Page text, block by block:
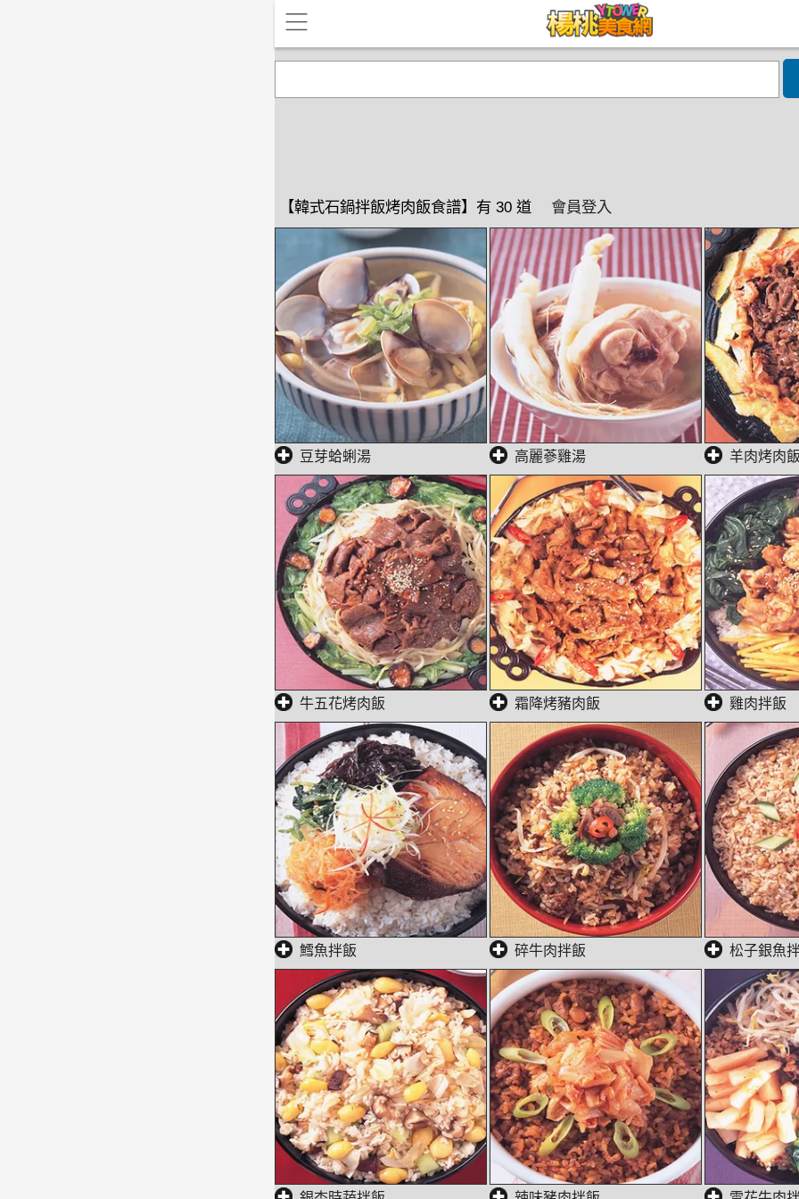
【韓式石鍋拌飯烤肉飯食譜】有 30 道 會員登入
豆芽蛤蜊湯 高麗蔘雞湯 羊肉烤肉
牛五花烤肉飯 霜降烤豬肉飯 雞肉拌飯
鱈魚拌飯 碎牛肉拌飯 松子銀魚